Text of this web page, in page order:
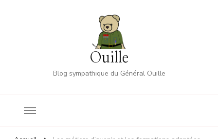
Ouille
Blog sympathique du Général Ouille